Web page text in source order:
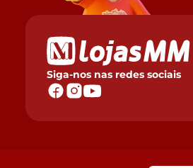
Siga-nos nas redes sociais